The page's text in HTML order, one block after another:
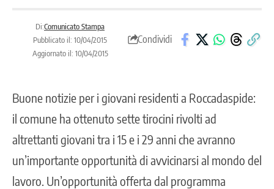
Di:Comunicato Stampa
Pubblicato il: 10/04/2015
Aggiornato il: 10/04/2015
Condividi
Buone notizie per i giovani residenti a Roccadaspide:
il comune ha ottenuto sette tirocini rivolti ad
altrettanti giovani tra i 15 e i 29 anni che avranno
un’importante opportunità di avvicinarsi al mondo del
lavoro. Un’opportunità offerta dal programma